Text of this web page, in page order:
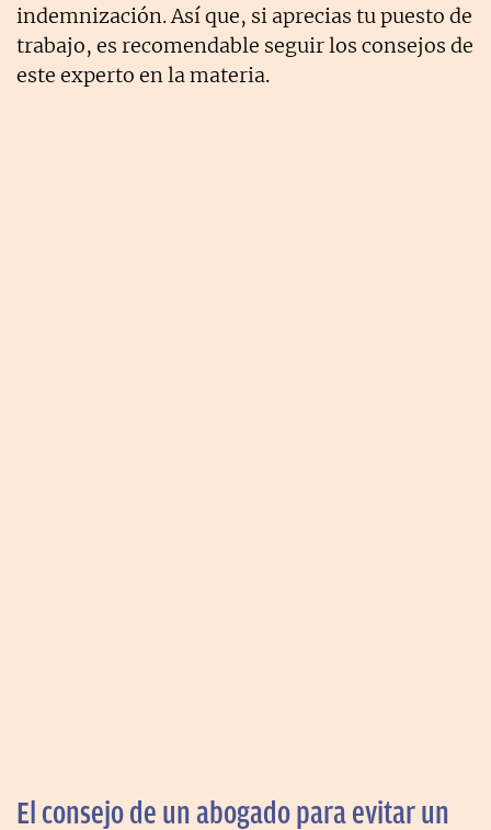
indemnización. Así que, si aprecias tu puesto de
trabajo, es recomendable seguir los consejos de
este experto en la materia.
El consejo de un abogado para evitar un